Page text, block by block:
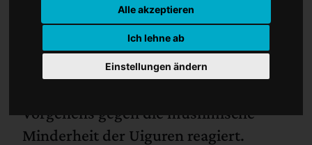
Alle akzeptieren
Ich lehne ab
Einstellungen ändern
China hat wütend auf die Sanktionen
Vorgehens gegen die muslimische
Minderheit der Uiguren reagiert.